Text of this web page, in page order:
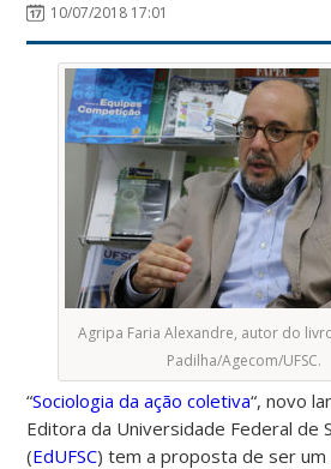
10/07/2018 17:01
Agripa Faria Alexandre, autor do
Padilha/Agecom/UFSC.
“Sociologia da ação coletiva“, novo
Editora da Universidade Federal de
(EdUFSC) tem a proposta de ser um